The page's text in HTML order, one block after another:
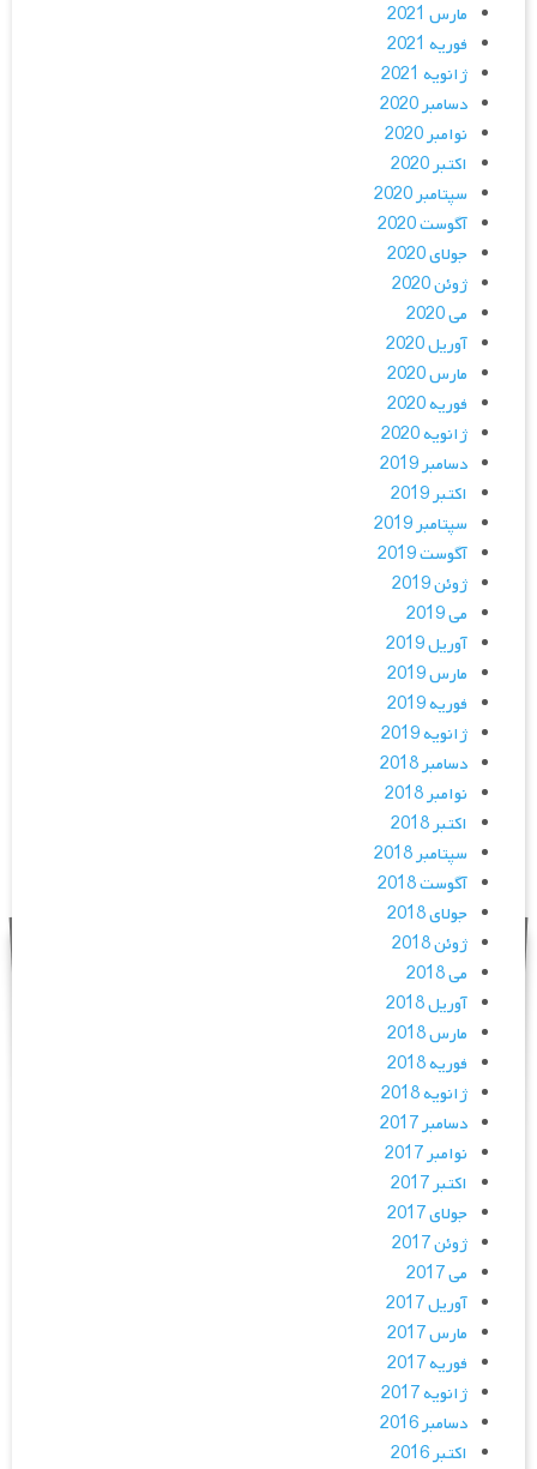
مارس 2021
فوریه 2021
ژانویه 2021
دسامبر 2020
نوامبر 2020
اکتبر 2020
سپتامبر 2020
آگوست 2020
جولای 2020
ژوئن 2020
می 2020
آوریل 2020
مارس 2020
فوریه 2020
ژانویه 2020
دسامبر 2019
اکتبر 2019
سپتامبر 2019
آگوست 2019
ژوئن 2019
می 2019
آوریل 2019
مارس 2019
فوریه 2019
ژانویه 2019
دسامبر 2018
نوامبر 2018
اکتبر 2018
سپتامبر 2018
آگوست 2018
جولای 2018
ژوئن 2018
می 2018
آوریل 2018
مارس 2018
فوریه 2018
ژانویه 2018
دسامبر 2017
نوامبر 2017
اکتبر 2017
جولای 2017
ژوئن 2017
می 2017
آوریل 2017
مارس 2017
فوریه 2017
ژانویه 2017
دسامبر 2016
اکتبر 2016